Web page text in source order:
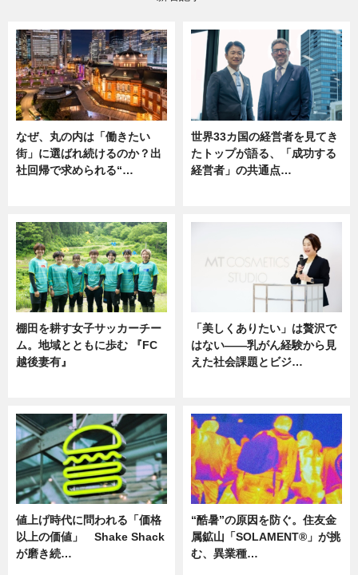
なぜ、丸の内は「働きたい
街」に選ばれ続けるのか？出
社回帰で求められる“…
世界33カ国の経営者を見てき
たトップが語る、「成功する
経営者」の共通点…
棚田を耕す女子サッカーチー
ム。地域とともに歩む 『FC
越後妻有』
「美しくありたい」は贅沢で
はない――乳がん経験から見
えた社会課題とビジ…
値上げ時代に問われる「価格
以上の価値」 Shake Shack
が磨き続…
“酷暑”の原因を防ぐ。住友金
属鉱山「SOLAMENT®」が挑
む、異業種…